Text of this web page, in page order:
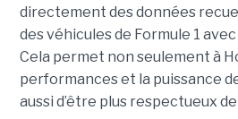
directement des données
des véhicules de Formule 1
Cela permet non seulement à
performances et la puissance
aussi d’être plus respectueux